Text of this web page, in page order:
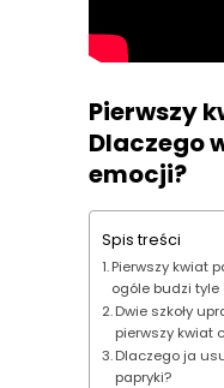
Pierwszy
Dlaczego
emocji?
Spis treści
Pierwszy kwiat
ogóle budzi tyle
Dwie szkoły
pierwszy kwiat
Dlaczego ja
papryki?